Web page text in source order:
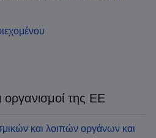
της ΕΕ
και λοιπών οργάνων και